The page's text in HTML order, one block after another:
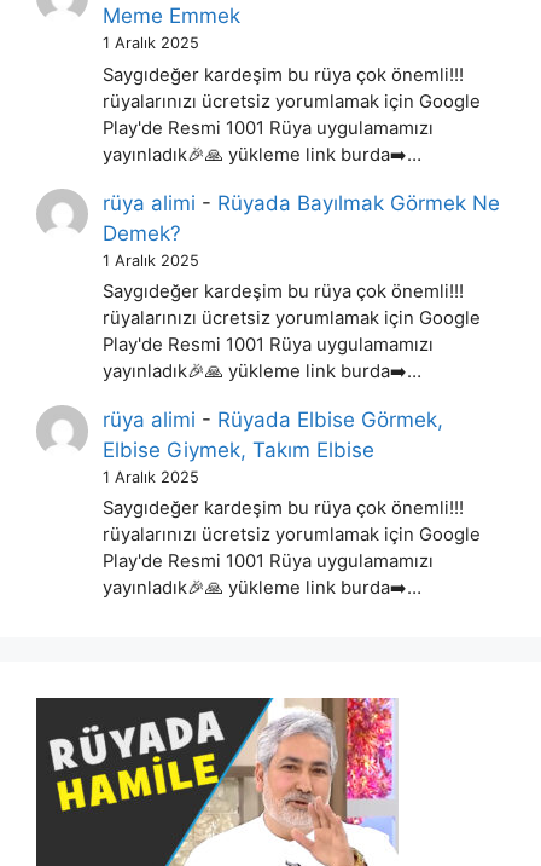
Meme Emmek
1 Aralık 2025
Saygıdeğer kardeşim bu rüya çok önemli!!!
rüyalarınızı ücretsiz yorumlamak için Google
Play'de Resmi 1001 Rüya uygulamamızı
yayınladık🎉🙏 yükleme link burda➡️…
rüya alimi - Rüyada Bayılmak Görmek Ne
Demek?
1 Aralık 2025
Saygıdeğer kardeşim bu rüya çok önemli!!!
rüyalarınızı ücretsiz yorumlamak için Google
Play'de Resmi 1001 Rüya uygulamamızı
yayınladık🎉🙏 yükleme link burda➡️…
rüya alimi - Rüyada Elbise Görmek,
Elbise Giymek, Takım Elbise
1 Aralık 2025
Saygıdeğer kardeşim bu rüya çok önemli!!!
rüyalarınızı ücretsiz yorumlamak için Google
Play'de Resmi 1001 Rüya uygulamamızı
yayınladık🎉🙏 yükleme link burda➡️…